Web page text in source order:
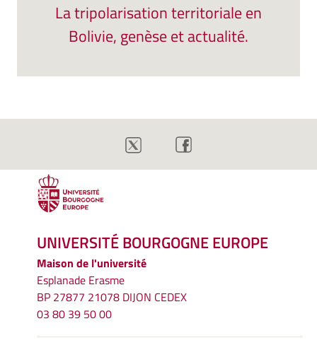
La tripolarisation territoriale en
Bolivie, genèse et actualité.
UNIVERSITÉ BOURGOGNE EUROPE
Maison de l'université
Esplanade Erasme
BP 27877 21078 DIJON CEDEX
03 80 39 50 00